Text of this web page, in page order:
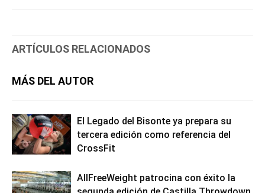
ARTÍCULOS RELACIONADOS
MÁS DEL AUTOR
El Legado del Bisonte ya prepara su
tercera edición como referencia del
CrossFit
AllFreeWeight patrocina con éxito la